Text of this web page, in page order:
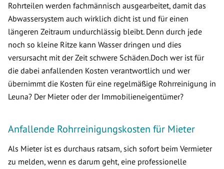
Rohrteilen werden fachmännisch ausgearbeitet, damit das
Abwassersystem auch wirklich dicht ist und für einen
längeren Zeitraum undurchlässig bleibt. Denn durch jede
noch so kleine Ritze kann Wasser dringen und dies
versursacht mit der Zeit schwere Schäden.Doch wer ist für
die dabei anfallenden Kosten verantwortlich und wer
übernimmt die Kosten für eine regelmäßige Rohrreinigung in
Leuna? Der Mieter oder der Immobilieneigentümer?
Anfallende Rohrreinigungskosten für Mieter
Als Mieter ist es durchaus ratsam, sich sofort beim Vermieter
zu melden, wenn es darum geht, eine professionelle